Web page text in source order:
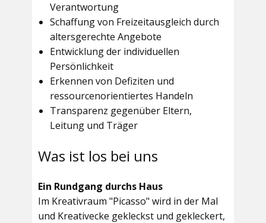
Verantwortung
Schaffung von Freizeitausgleich durch
altersgerechte Angebote
Entwicklung der individuellen
Persönlichkeit
Erkennen von Defiziten und
ressourcenorientiertes Handeln
Transparenz gegenüber Eltern,
Leitung und Träger
Was ist los bei uns
Ein Rundgang durchs Haus
Im Kreativraum "Picasso" wird in der Mal
und Kreativecke gekleckst und gekleckert,